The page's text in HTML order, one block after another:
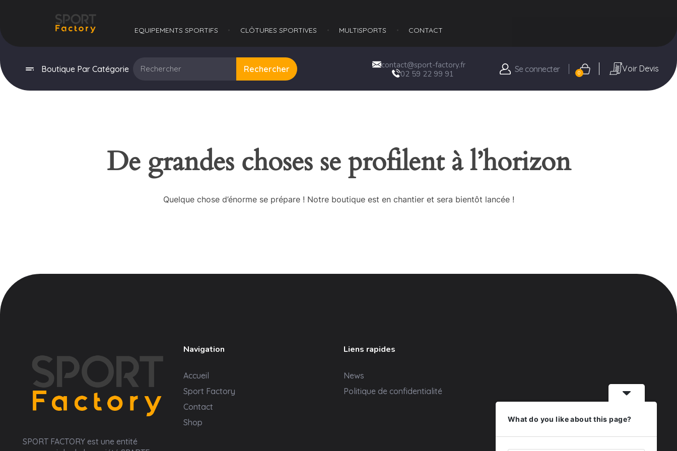
EQUIPEMENTS SPORTIFS​ CLÔTURES SPORTIVES MULTISPORTS​ CONTACT
Boutique Par Catégorie Rechercher
contact@sport-factory.fr
02 59 22 99 91
Se connecter 0 Voir Devis
De grandes choses se profilent à l’horizon
Quelque chose d’énorme se prépare ! Notre boutique est en chantier et sera bientôt lancée !
SPORT FACTORY est une entité
Navigation
Accueil
Sport Factory
Contact
Shop
Liens rapides
News
Politique de confidentialité
What do you like about this page?